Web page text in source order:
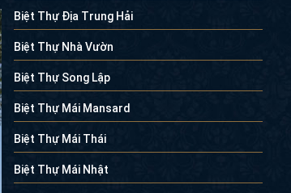
Biệt Thự Địa Trung Hải
Biệt Thự Nhà Vườn
Biệt Thự Song Lập
Biệt Thự Mái Mansard
Biệt Thự Mái Thái
Biệt Thự Mái Nhật